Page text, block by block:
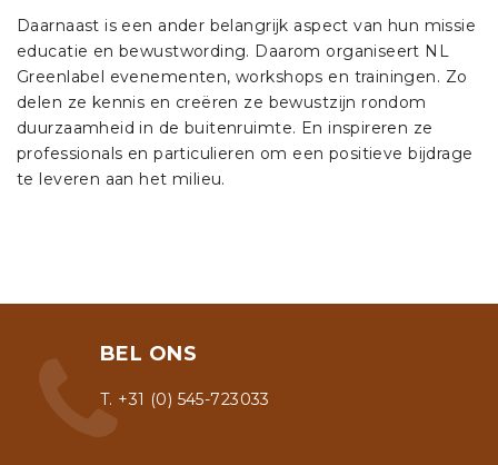
Daarnaast is een ander belangrijk aspect van hun missie
educatie en bewustwording. Daarom organiseert NL
Greenlabel evenementen, workshops en trainingen. Zo
delen ze kennis en creëren ze bewustzijn rondom
duurzaamheid in de buitenruimte. En inspireren ze
professionals en particulieren om een positieve bijdrage
te leveren aan het milieu.
BEL ONS
T. +31 (0) 545-723033